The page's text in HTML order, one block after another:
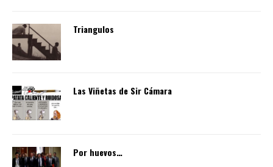
Triangulos
Las Viñetas de Sir Cámara
Por huevos…